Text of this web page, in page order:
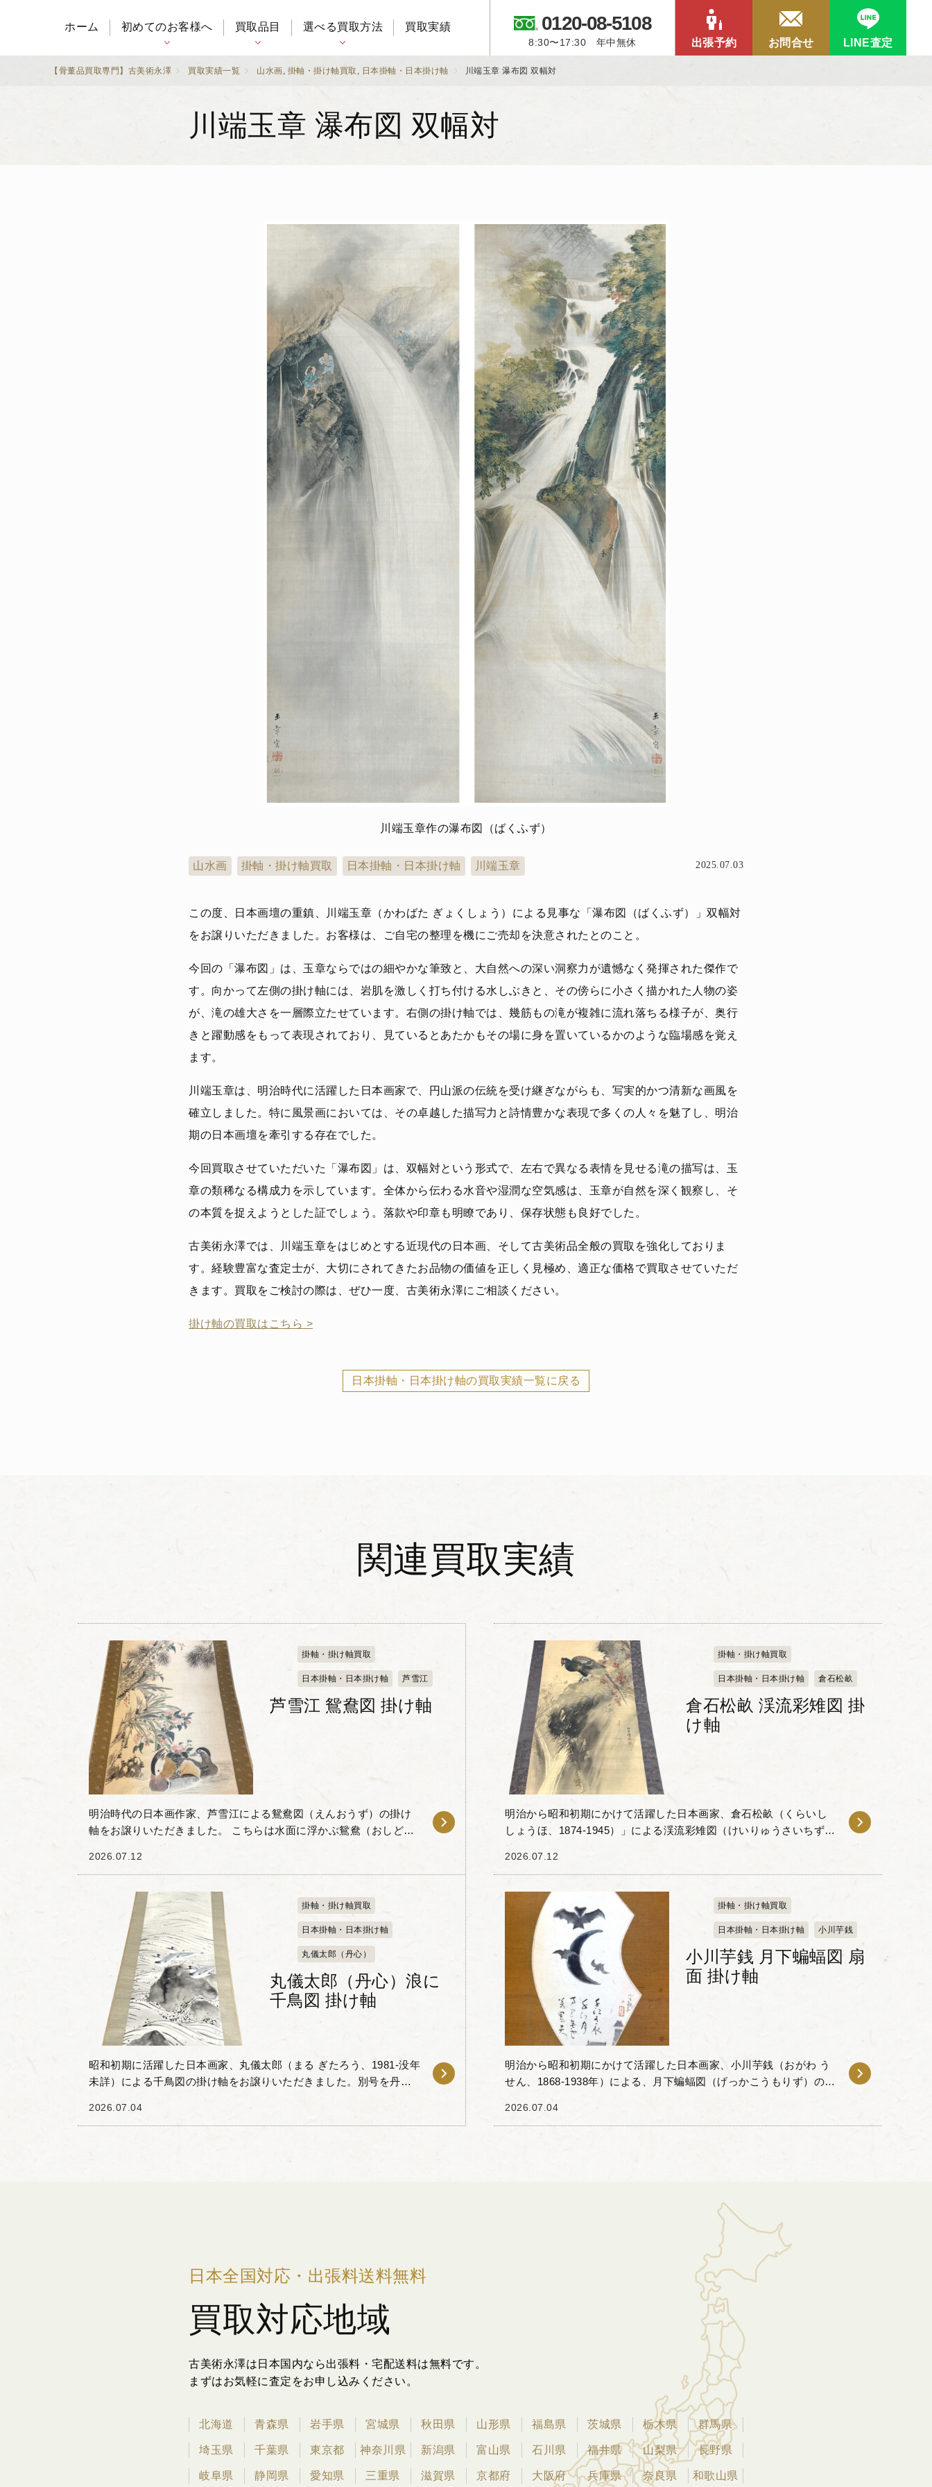
ホーム 初めてのお客様へ 買取品目 選べる買取方法 買取実績 0120-08-5108
8:30〜17:30 年中無休 出張予約 お問合せ LINE査定
【骨董品買取専門】古美術永澤 買取実績一覧 山水画, 掛軸・掛け軸買取 , 日本掛軸・日本掛け軸 川端玉章 瀑布図 双幅対
川端玉章 瀑布図 双幅対
川端玉章作の瀑布図（ばくふず）
山水画 掛軸・掛け軸買取 日本掛軸・日本掛け軸 川端玉章 2025.07.03
この度、日本画壇の重鎮、川端玉章（かわばた ぎょくしょう）による見事な「瀑布図（ばくふず）」双幅対
をお譲りいただきました。お客様は、ご自宅の整理を機にご売却を決意されたとのこと。
今回の「瀑布図」は、玉章ならではの細やかな筆致と、大自然への深い洞察力が遺憾なく発揮された傑作で
す。向かって左側の掛け軸には、岩肌を激しく打ち付ける水しぶきと、その傍らに小さく描かれた人物の姿
が、滝の雄大さを一層際立たせています。右側の掛け軸では、幾筋もの滝が複雑に流れ落ちる様子が、奥行
きと躍動感をもって表現されており、見ているとあたかもその場に身を置いているかのような臨場感を覚え
ます。
川端玉章は、明治時代に活躍した日本画家で、円山派の伝統を受け継ぎながらも、写実的かつ清新な画風を
確立しました。特に風景画においては、その卓越した描写力と詩情豊かな表現で多くの人々を魅了し、明治
期の日本画壇を牽引する存在でした。
今回買取させていただいた「瀑布図」は、双幅対という形式で、左右で異なる表情を見せる滝の描写は、玉
章の類稀なる構成力を示しています。全体から伝わる水音や湿潤な空気感は、玉章が自然を深く観察し、そ
の本質を捉えようとした証でしょう。落款や印章も明瞭であり、保存状態も良好でした。
古美術永澤では、川端玉章をはじめとする近現代の日本画、そして古美術品全般の買取を強化しておりま
す。経験豊富な査定士が、大切にされてきたお品物の価値を正しく見極め、適正な価格で買取させていただ
きます。買取をご検討の際は、ぜひ一度、古美術永澤にご相談ください。
掛け軸の買取はこちら >
日本掛軸・日本掛け軸の買取実績一覧に戻る
関連買取実績
掛軸・掛け軸買取
日本掛軸・日本掛け軸 芦雪江
芦雪江 鴛鴦図 掛け軸
明治時代の日本画作家、芦雪江による鴛鴦図（えんおうず）の掛け
軸をお譲りいただきました。 こちらは水面に浮かぶ鴛鴦（おしど
いは、見る人の心を...
2026.07.12
掛軸・掛け軸買取
日本掛軸・日本掛け軸 倉石松畝
倉石松畝 渓流彩雉図 掛
け軸
明治から昭和初期にかけて活躍した日本画家、倉石松畝（くらいし
しょうほ、1874-1945）」による渓流彩雉図（けいりゅうさいちず）
ぽ）に師...
2026.07.12
掛軸・掛け軸買取
日本掛軸・日本掛け軸
丸儀太郎（丹心）
丸儀太郎（丹心）浪に
千鳥図 掛け軸
昭和初期に活躍した日本画家、丸儀太郎（まる ぎたろう、1981-没年
未詳）による千鳥図の掛け軸をお譲りいただきました。別号を丹心
うし）に師...
2026.07.04
掛軸・掛け軸買取
日本掛軸・日本掛け軸 小川芋銭
小川芋銭 月下蝙蝠図 扇
面 掛け軸
明治から昭和初期にかけて活躍した日本画家、小川芋銭（おがわ う
せん、1868-1938年）による、月下蝙蝠図（げっかこうもりず）の扇
ーモア交...
2026.07.04
日本全国対応・出張料送料無料
買取対応地域
古美術永澤は日本国内なら出張料・宅配送料は無料です。
まずはお気軽に査定をお申し込みください。
北海道 青森県 岩手県 宮城県 秋田県 山形県 福島県 茨城県 栃木県 群馬県
埼玉県 千葉県 東京都 神奈川県 新潟県 富山県 石川県 福井県 山梨県 長野県
岐阜県 静岡県 愛知県 三重県 滋賀県 京都府 大阪府 兵庫県 奈良県 和歌山県